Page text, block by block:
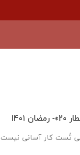
تُست کار آسانی نیست